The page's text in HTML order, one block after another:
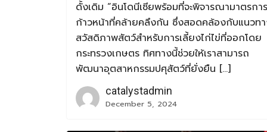
ดั้งเดิม “อินโดนีเซียพร้อมที่จะพิจารณามาตรการ
ก้าวหน้าที่คล้ายคลึงกัน ซึ่งสอดคล้องกับแนวท
สวัสดิภาพสัตว์สำหรับการเลี้ยงไก่ไข่ที่ออกโดย
กระทรวงเกษตร ทิศทางนี้ช่วยให้เราสามารถ
พัฒนาอุตสาหกรรมปศุสัตว์ที่ยั่งยืน […]
catalystadmin
December 5, 2024